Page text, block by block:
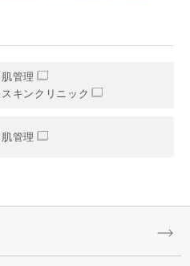
管理
キンクリニック
管理